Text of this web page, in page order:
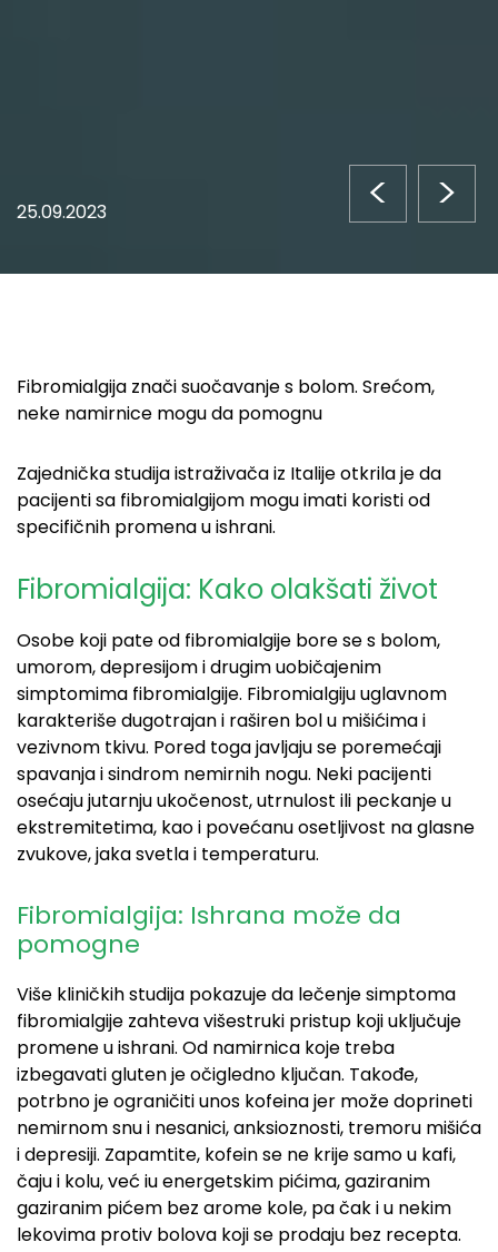
25.09.2023 < >
Fibromialgija znači suočavanje s bolom. Srećom,
neke namirnice mogu da pomognu
Zajednička studija istraživača iz Italije otkrila je da
pacijenti sa fibromialgijom mogu imati koristi od
specifičnih promena u ishrani.
Fibromialgija: Kako olakšati život
Osobe koji pate od fibromialgije bore se s bolom,
umorom, depresijom i drugim uobičajenim
simptomima fibromialgije. Fibromialgiju uglavnom
karakteriše dugotrajan i raširen bol u mišićima i
vezivnom tkivu. Pored toga javljaju se poremećaji
spavanja i sindrom nemirnih nogu. Neki pacijenti
osećaju jutarnju ukočenost, utrnulost ili peckanje u
ekstremitetima, kao i povećanu osetljivost na glasne
zvukove, jaka svetla i temperaturu.
Fibromialgija: Ishrana može da
pomogne
Više kliničkih studija pokazuje da lečenje simptoma
fibromialgije zahteva višestruki pristup koji uključuje
promene u ishrani. Od namirnica koje treba
izbegavati gluten je očigledno ključan. Takođe,
potrbno je ograničiti unos kofeina jer može doprineti
nemirnom snu i nesanici, anksioznosti, tremoru mišića
i depresiji. Zapamtite, kofein se ne krije samo u kafi,
čaju i kolu, već iu energetskim pićima, gaziranim
gaziranim pićem bez arome kole, pa čak i u nekim
lekovima protiv bolova koji se prodaju bez recepta.